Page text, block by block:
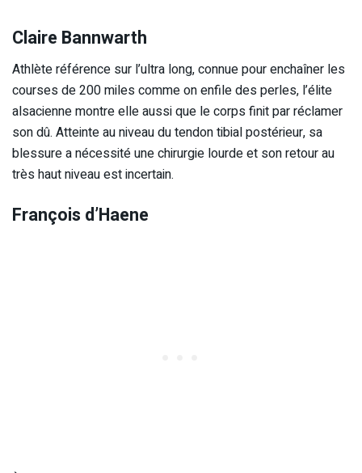
Claire Bannwarth
Athlète référence sur l’ultra long, connue pour enchaîner les
courses de 200 miles comme on enfile des perles, l’élite
alsacienne montre elle aussi que le corps finit par réclamer
son dû. Atteinte au niveau du tendon tibial postérieur, sa
blessure a nécessité une chirurgie lourde et son retour au
très haut niveau est incertain.
François d’Haene